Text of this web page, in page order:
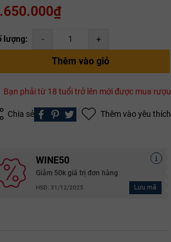
lượng: - +
Thêm vào giỏ
Bạn phải từ 18 tuổi trở lên mới được mua rượu
Chia sẻ Thêm vào yêu thích
WINE50
Giảm 50k giá trị đơn hàng
HSD: 31/12/2025 Lưu mã
bạn nhé!